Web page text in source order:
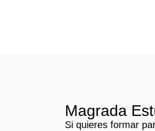
Magrada
Si quieres formar